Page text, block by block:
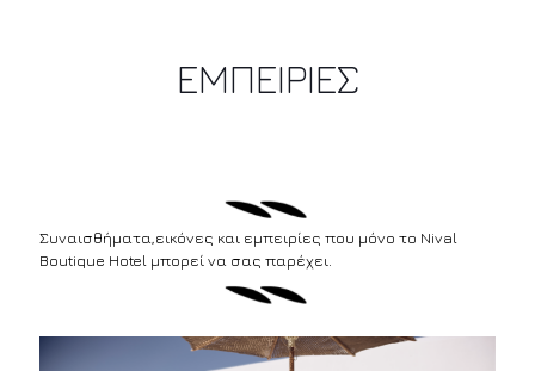
ΕΜΠΕΙΡΙΕΣ
Συναισθήματα,εικόνες και εμπειρίες που μόνο το Νival
Boutique Hotel μπορεί να σας παρέχει.